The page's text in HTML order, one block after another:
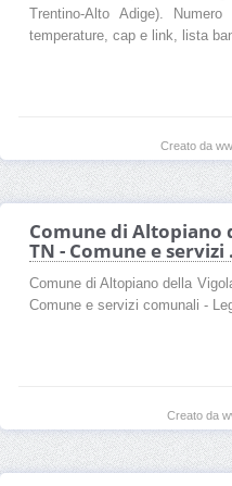
Trentino-Alto Adige).
temperature, cap e link, lista
Creato da
Comune di Altopiano
TN - Comune e servizi
Comune di Altopiano della
Comune e servizi comunali -
Creato da